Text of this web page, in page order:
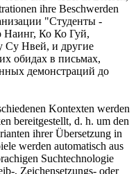
ihre Beschwerden
"Студенты -
Наинг, Ко Ко Гуй,
Су Нвей, и другие
обидах в письмах,
демонстраций до
Kontexten werden
bereitgestellt, d. h. um den
ihrer Übersetzung in
werden automatisch aus
Suchtechnologie
, Zeichensetzungs- oder